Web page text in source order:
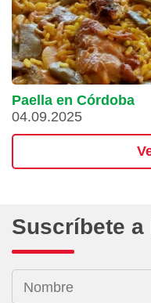
Paella en Córdoba
04.09.2025
Suscríbete
Nombre